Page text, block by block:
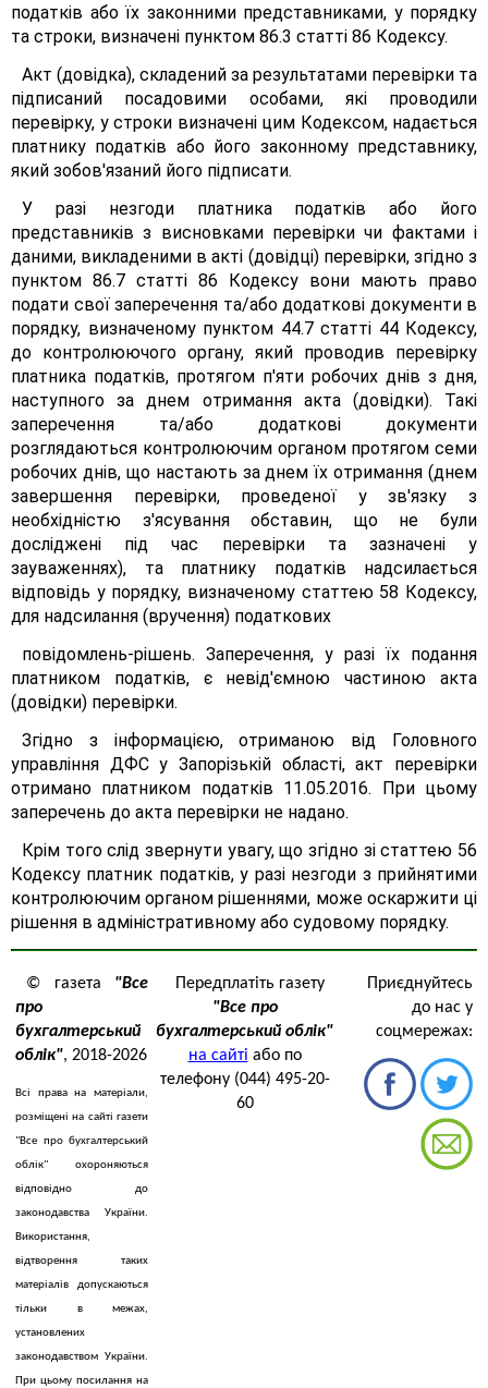
податків або їх законними представниками, у порядку
та строки, визначені пунктом 86.3 статті 86 Кодексу.
Акт (довідка), складений за результатами перевірки та
підписаний посадовими особами, які проводили
перевірку, у строки визначені цим Кодексом, надається
платнику податків або його законному представнику,
який зобов'язаний його підписати.
У разі незгоди платника податків або його
представників з висновками перевірки чи фактами і
даними, викладеними в акті (довідці) перевірки, згідно з
пунктом 86.7 статті 86 Кодексу вони мають право
подати свої заперечення та/або додаткові документи в
порядку, визначеному пунктом 44.7 статті 44 Кодексу,
до контролюючого органу, який проводив перевірку
платника податків, протягом п'яти робочих днів з дня,
наступного за днем отримання акта (довідки). Такі
заперечення та/або додаткові документи
розглядаються контролюючим органом протягом семи
робочих днів, що настають за днем їх отримання (днем
завершення перевірки, проведеної у зв'язку з
необхідністю з'ясування обставин, що не були
досліджені під час перевірки та зазначені у
зауваженнях), та платнику податків надсилається
відповідь у порядку, визначеному статтею 58 Кодексу,
для надсилання (вручення) податкових
повідомлень-рішень. Заперечення, у разі їх подання
платником податків, є невід'ємною частиною акта
(довідки) перевірки.
Згідно з інформацією, отриманою від Головного
управління ДФС у Запорізькій області, акт перевірки
отримано платником податків 11.05.2016. При цьому
заперечень до акта перевірки не надано.
Крім того слід звернути увагу, що згідно зі статтею 56
Кодексу платник податків, у разі незгоди з прийнятими
контролюючим органом рішеннями, може оскаржити ці
рішення в адміністративному або судовому порядку.
© газета "Все
про
бухгалтерський
облік", 2018-2026
Всі права на матеріали,
розміщені на сайті газети
"Все про бухгалтерський
облік" охороняються
відповідно до
законодавства України.
Використання,
відтворення таких
матеріалів допускаються
тільки в межах,
установлених
законодавством України.
При цьому посилання на
Передплатіть газету
"Все про
бухгалтерський облік"
на сайті або по
телефону (044) 495-20-
60
Приєднуйтесь
до нас у
соцмережах: